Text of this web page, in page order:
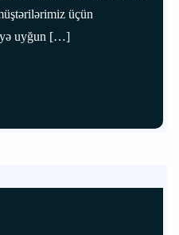
üçün
uyğun […]